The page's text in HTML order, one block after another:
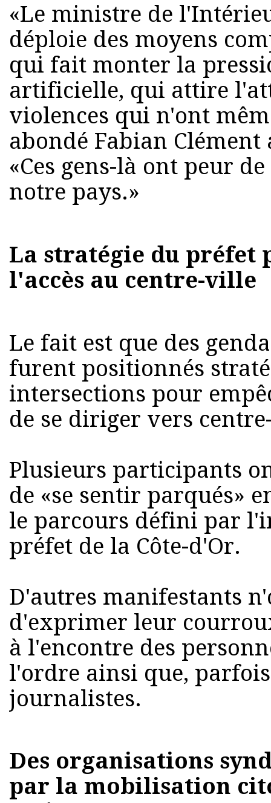
«Le ministre de
déploie des moyens
qui fait monter la
artificielle, qui attire
violences qui n'ont
abondé Fabian Clément
«Ces gens-là ont peur
notre pays.»
La stratégie du préfet
l'accès au centre-ville
Le fait est que des
furent positionnés
intersections pour
de se diriger vers
Plusieurs participants
de «se sentir parqués»
le parcours défini par
préfet de la Côte-d'Or.
D'autres manifestants
d'exprimer leur
à l'encontre des
l'ordre ainsi que,
journalistes.
Des organisations
par la mobilisation